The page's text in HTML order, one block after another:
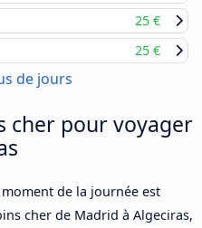
25 €
25 €
de jours
cher pour voyager
de la journée est
cher de Madrid à Algeciras,